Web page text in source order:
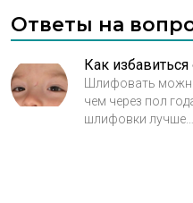
Ответы на
Шлифовать
чем через пол
шлифовки лучше